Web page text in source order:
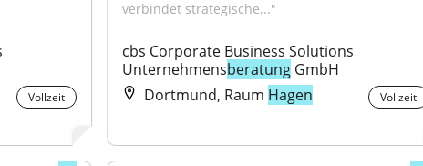
Vollzeit
verbindet strategische..."
cbs Corporate Business Solutions
Unternehmensberatung GmbH
Dortmund, Raum Hagen Vollzeit